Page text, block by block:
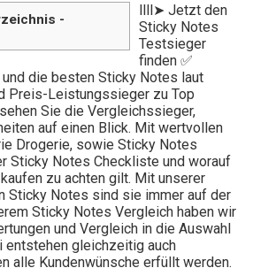
-
llll➤ Jetzt den
Sticky Notes
Testsieger
finden ✅
und die besten Sticky Notes laut
Preis-Leistungssieger zu Top
Sie die Vergleichssieger,
auf einen Blick. Mit wertvollen
Drogerie, sowie Sticky Notes
Sticky Notes Checkliste und worauf
zu achten gilt. Mit unserer
Sticky Notes sind sie immer auf der
Sticky Notes Vergleich haben wir
und Vergleich in die Auswahl
entstehen gleichzeitig auch
alle Kundenwünsche erfüllt werden.